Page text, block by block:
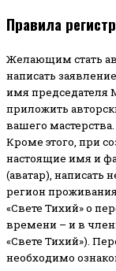
Правила
Желающим стать
написать
имя председателя
приложить
вашего мастерства.
Кроме этого, при
настоящие имя и
(аватар), написать
регион
«Свете Тихий» о
времени – и в
«Свете Тихий»).
необходимо